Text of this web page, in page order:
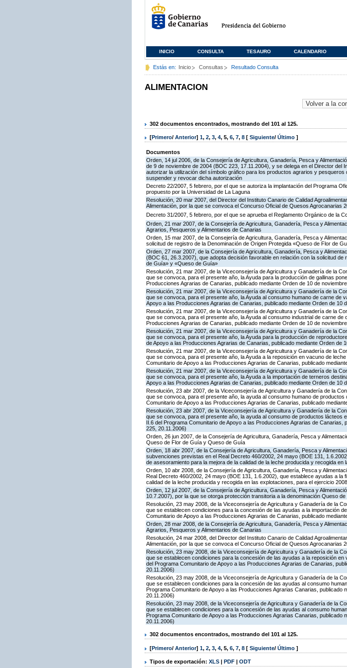
INICIO CONSULTA TESAURO CALENDARIO
Estás en: Inicio Consultas Resultado Consulta
ALIMENTACION
302 documentos encontrados, mostrando del 101 al 125.
[Primero/ Anterior] 1, 2, 3, 4, 5, 6, 7, 8 [ Siguiente/ Último ]
Documentos
Orden, 14 jul 2006, de la Consejería de Agricultura, Ganadería, Pesca y
de 9 de noviembre de 2004 (BOC 223, 17.11.2004), y se delega en el Director del
autorizar la utilización del símbolo gráfico para los productos agrarios y
suspender y revocar dicha autorización
Decreto 22/2007, 5 febrero, por el que se autoriza la implantación del Programa
propuesto por la Universidad de La Laguna
Resolución, 20 mar 2007, del Director del Instituto Canario de Calidad
Alimentación, por la que se convoca el Concurso Oficial de Quesos Agrocanarias
Decreto 31/2007, 5 febrero, por el que se aprueba el Reglamento Orgánico de la
Orden, 21 mar 2007, de la Consejería de Agricultura, Ganadería, Pesca y
Agrarios, Pesqueros y Alimentarios de Canarias
Orden, 15 mar 2007, de la Consejería de Agricultura, Ganadería, Pesca y
solicitud de registro de la Denominación de Origen Protegida «Queso de Flor de
Orden, 27 mar 2007, de la Consejería de Agricultura, Ganadería, Pesca y
(BOC 61, 26.3.2007), que adopta decisión favorable en relación con la solicitud
de Guía» y «Queso de Guía»
Resolución, 21 mar 2007, de la Viceconsejería de Agricultura y Ganadería de la
que se convoca, para el presente año, la Ayuda para la producción de gallinas
Producciones Agrarias de Canarias, publicado mediante Orden de 10 de
Resolución, 21 mar 2007, de la Viceconsejería de Agricultura y Ganadería de la
que se convoca, para el presente año, la Ayuda al consumo humano de carne de
Apoyo a las Producciones Agrarias de Canarias, publicado mediante Orden de 10
Resolución, 21 mar 2007, de la Viceconsejería de Agricultura y Ganadería de la
que se convoca, para el presente año, la Ayuda al consumo industrial de carne de
Producciones Agrarias de Canarias, publicado mediante Orden de 10 de
Resolución, 21 mar 2007, de la Viceconsejería de Agricultura y Ganadería de la
que se convoca, para el presente año, la Ayuda para la producción de
de Apoyo a las Producciones Agrarias de Canarias, publicado mediante Orden de
Resolución, 21 mar 2007, de la Viceconsejería de Agricultura y Ganadería de la
que se convoca, para el presente año, la Ayuda a la reposición en vacuno de
Comunitario de Apoyo a las Producciones Agrarias de Canarias, publicado
Resolución, 21 mar 2007, de la Viceconsejería de Agricultura y Ganadería de la
que se convoca, para el presente año, la Ayuda a la importación de terneros
Apoyo a las Producciones Agrarias de Canarias, publicado mediante Orden de 10
Resolución, 23 abr 2007, de la Viceconsejería de Agricultura y Ganadería de la
que se convoca, para el presente año, la ayuda al consumo humano de
Comunitario de Apoyo a las Producciones Agrarias de Canarias, publicado
Resolución, 23 abr 2007, de la Viceconsejería de Agricultura y Ganadería de la
que se convoca, para el presente año, la ayuda al consumo de productos lácteos
II.6 del Programa Comunitario de Apoyo a las Producciones Agrarias de
225, 20.11.2006)
Orden, 26 jun 2007, de la Consejería de Agricultura, Ganadería, Pesca y
Queso de Flor de Guía y Queso de Guía
Orden, 18 abr 2007, de la Consejería de Agricultura, Ganadería, Pesca y
subvenciones previstas en el Real Decreto 460/2002, 24 mayo (BOE 131,
de asesoramiento para la mejora de la calidad de la leche producida y recogida en
Orden, 10 abr 2008, de la Consejería de Agricultura, Ganadería, Pesca y
Real Decreto 460/2002, 24 mayo (BOE 131, 1.6.2002), que establece ayudas a
calidad de la leche producida y recogida en las explotaciones, para el ejercicio 2008
Orden, 12 jul 2007, de la Consejería de Agricultura, Ganadería, Pesca y
10.7.2007), por la que se otorga protección transitoria a la denominación Queso
Resolución, 23 may 2008, de la Viceconsejería de Agricultura y Ganadería de la
que se establecen condiciones para la concesión de las ayudas a la importación
Comunitario de Apoyo a las Producciones Agrarias de Canarias, publicado
Orden, 28 mar 2008, de la Consejería de Agricultura, Ganadería, Pesca y
Agrarios, Pesqueros y Alimentarios de Canarias
Resolución, 24 mar 2008, del Director del Instituto Canario de Calidad
Alimentación, por la que se convoca el Concurso Oficial de Quesos Agrocanarias
Resolución, 23 may 2008, de la Viceconsejería de Agricultura y Ganadería de la
que se establecen condiciones para la concesión de las ayudas a la reposición
del Programa Comunitario de Apoyo a las Producciones Agrarias de Canarias,
20.11.2006)
Resolución, 23 may 2008, de la Viceconsejería de Agricultura y Ganadería de la
que se establecen condiciones para la concesión de las ayudas al consumo
Programa Comunitario de Apoyo a las Producciones Agrarias Canarias, publicado
20.11.2006)
Resolución, 23 may 2008, de la Viceconsejería de Agricultura y Ganadería de la
que se establecen condiciones para la concesión de las ayudas al consumo
Programa Comunitario de Apoyo a las Producciones Agrarias Canarias, publicado
20.11.2006)
302 documentos encontrados, mostrando del 101 al 125.
[Primero/ Anterior] 1, 2, 3, 4, 5, 6, 7, 8 [ Siguiente/ Último ]
Tipos de exportación: XLS | PDF | ODT